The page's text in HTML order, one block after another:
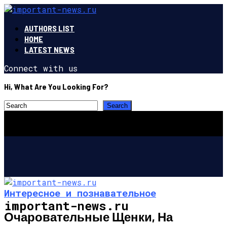
AUTHORS LIST
HOME
LATEST NEWS
Connect with us
Hi, What Are You Looking For?
important-news.ru
Интересное и познавательное
Очаровательные Щенки, На